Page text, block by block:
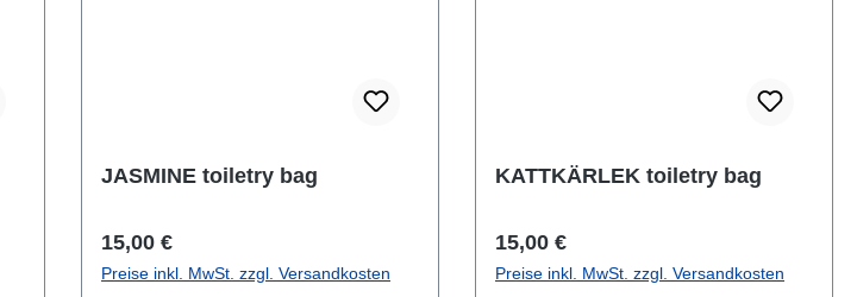
JASMINE toiletry bag
Regulärer Preis:
15,00 €
Preise inkl. MwSt. zzgl. Versandkosten
KATTKÄRLEK toiletry bag
Regulärer Preis:
15,00 €
Preise inkl. MwSt. zzgl. Versandkosten